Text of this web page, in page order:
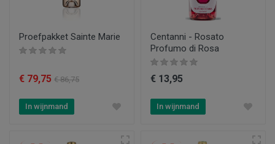
Proefpakket Sainte Marie
€ 79,75 € 86,75
In wijnmand
Centanni - Rosato
Profumo di Rosa
€ 13,95
In wijnmand